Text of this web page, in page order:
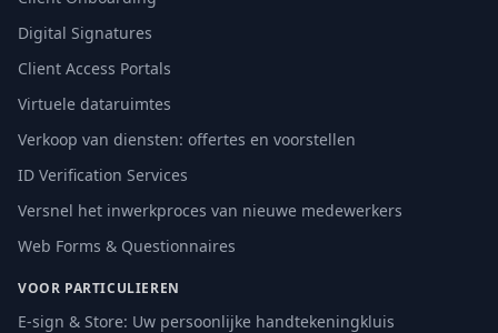
Digital Signatures
Client Access Portals
Virtuele dataruimtes
Verkoop van diensten: offertes en voorstellen
ID Verification Services
Versnel het inwerkproces van nieuwe medewerkers
Web Forms & Questionnaires
VOOR PARTICULIEREN
E-sign & Store: Uw persoonlijke handtekeningkluis